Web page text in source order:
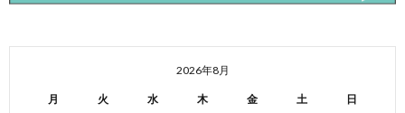
2026年8月
月 火 水 木 金 土 日